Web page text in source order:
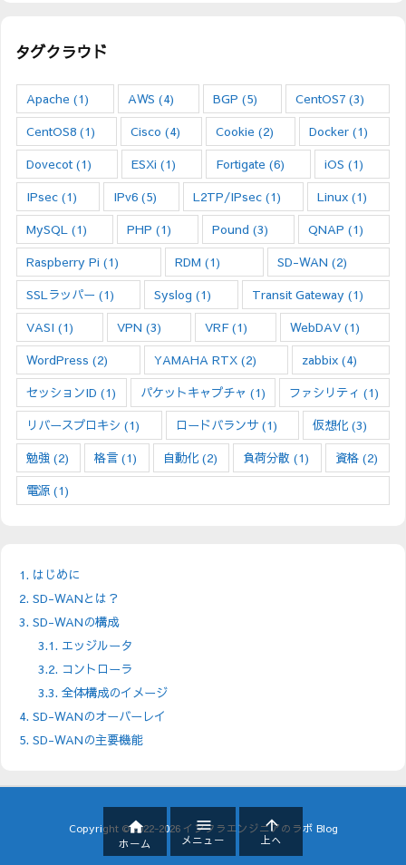
タグクラウド
Apache (1) AWS (4) BGP (5) CentOS7 (3)
CentOS8 (1) Cisco (4) Cookie (2) Docker (1)
Dovecot (1) ESXi (1) Fortigate (6) iOS (1)
IPsec (1) IPv6 (5) L2TP/IPsec (1) Linux (1)
MySQL (1) PHP (1) Pound (3) QNAP (1)
Raspberry Pi (1) RDM (1) SD-WAN (2)
SSLラッパー (1) Syslog (1) Transit Gateway(1)
VASI (1) VPN (3) VRF(1) WebDAV (1)
WordPress (2) YAMAHA RTX(2) zabbix (4)
セッションID (1) パケットキャプチャ (1) ファシリティ (1)
リバースプロキシ (1) ロードバランサ(1) 仮想化 (3)
勉強 (2) 格言 (1) 自動化(2) 負荷分散 (1) 資格(2)
電源 (1)
1. はじめに
2. SD-WANとは？
3. SD-WANの構成
3.1. エッジルータ
3.2. コントローラ
3.3. 全体構成のイメージ
4. SD-WANのオーバーレイ
5. SD-WANの主要機能
Copyright ©2022-2026 インフラエンジニアのラボ Blog

ホーム

メニュー

上へ